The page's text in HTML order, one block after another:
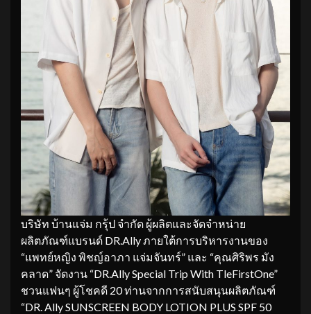
บริษัท บ้านแจ่ม กรุ้ป จำกัด ผู้ผลิตและจัดจำหน่าย
ผลิตภัณฑ์แบรนด์ DR.Ally ภายใต้การบริหารงานของ
“แพทย์หญิง พิชญ์อาภา แจ่มจันทร์” และ “คุณศิริพร มัง
คลาด” จัดงาน “DR.Ally Special Trip With TleFirstOne”
ชวนแฟนๆ ผู้โชคดี 20 ท่านจากการสนับสนุนผลิตภัณฑ์
“DR. Ally SUNSCREEN BODY LOTION PLUS SPF 50